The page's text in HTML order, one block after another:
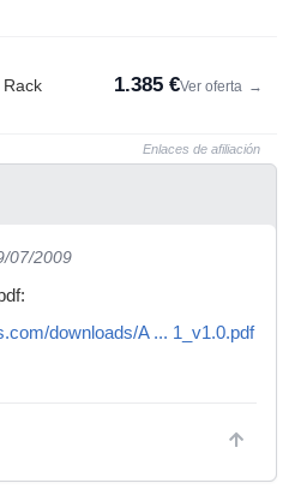
1.385 €Ver oferta →
Enlaces de afiliación
07/2009
downloads/A ... 1_v1.0.pdf